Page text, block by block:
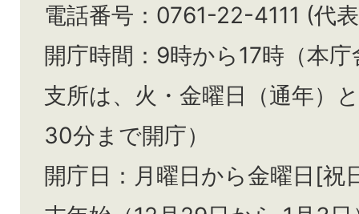
電話番号：0761-22-4111 (代
開庁時間：9時から17時（本
支所は、火・金曜日（通年）と
30分まで開庁）
開庁日：月曜日から金曜日[祝